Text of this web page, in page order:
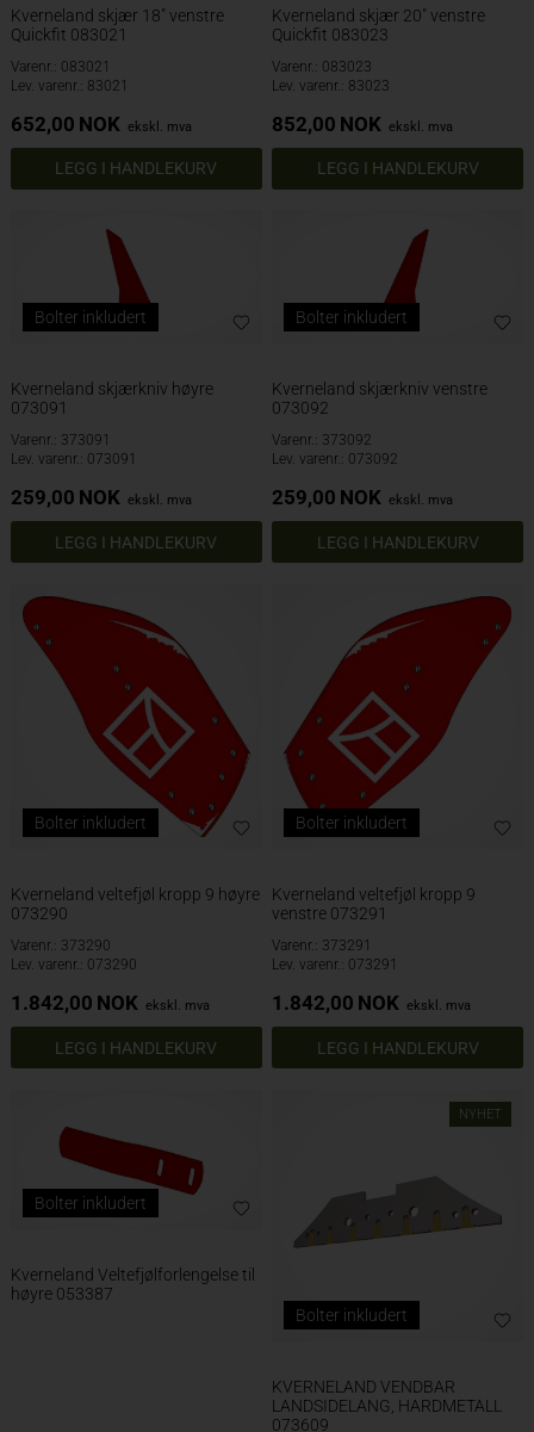
Kverneland skjær 18" venstre
Quickfit 083021
Varenr.: 083021
Lev. varenr.: 83021
652,00 NOK ekskl. mva
Kverneland skjær 20" venstre
Quickfit 083023
Varenr.: 083023
Lev. varenr.: 83023
852,00 NOK ekskl. mva
Bolter inkludert
Kverneland skjærkniv høyre
073091
Varenr.: 373091
Lev. varenr.: 073091
259,00 NOK ekskl. mva
Bolter inkludert
Kverneland skjærkniv venstre
073092
Varenr.: 373092
Lev. varenr.: 073092
259,00 NOK ekskl. mva
Bolter inkludert
Kverneland veltefjøl kropp 9 høyre
073290
Varenr.: 373290
Lev. varenr.: 073290
1.842,00 NOK ekskl. mva
Bolter inkludert
Kverneland veltefjøl kropp 9
venstre 073291
Varenr.: 373291
Lev. varenr.: 073291
1.842,00 NOK ekskl. mva
Bolter inkludert
Kverneland Veltefjølforlengelse til
høyre 053387
NYHET
Bolter inkludert
KVERNELAND VENDBAR
LANDSIDELANG, HARDMETALL
073609